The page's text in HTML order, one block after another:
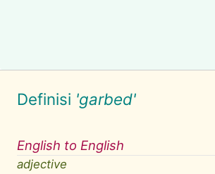
Definisi 'garbed'
English to English
adjective